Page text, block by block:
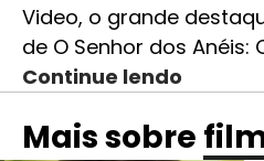
Video, o grande
de O Senhor dos Anéis:
Continue lendo
Mais sobre